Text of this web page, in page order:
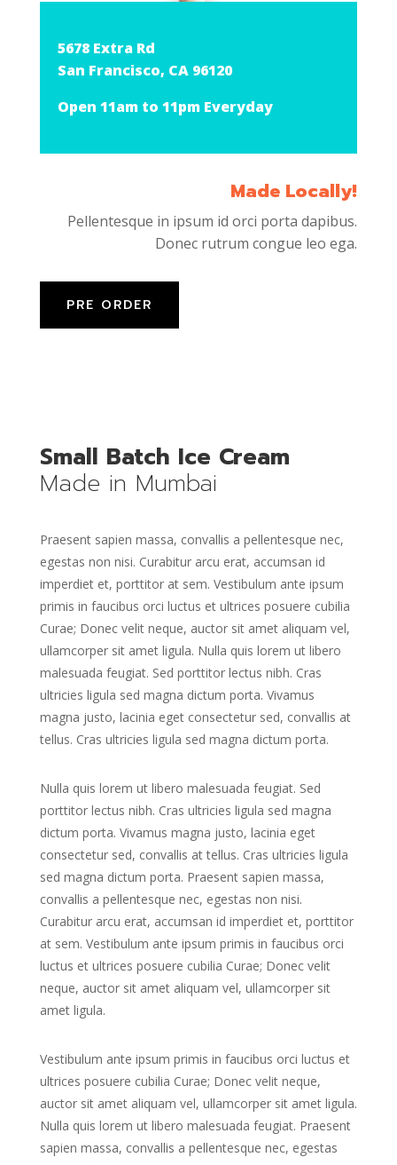
5678 Extra Rd
San Francisco, CA 96120
Open 11am to 11pm Everyday
Made Locally!
Pellentesque in ipsum id orci porta dapibus.
Donec rutrum congue leo ega.
PRE ORDER
Small Batch Ice Cream
Made in Mumbai
Praesent sapien massa, convallis a pellentesque nec,
egestas non nisi. Curabitur arcu erat, accumsan id
imperdiet et, porttitor at sem. Vestibulum ante ipsum
primis in faucibus orci luctus et ultrices posuere cubilia
Curae; Donec velit neque, auctor sit amet aliquam vel,
ullamcorper sit amet ligula. Nulla quis lorem ut libero
malesuada feugiat. Sed porttitor lectus nibh. Cras
ultricies ligula sed magna dictum porta. Vivamus
magna justo, lacinia eget consectetur sed, convallis at
tellus. Cras ultricies ligula sed magna dictum porta.
Nulla quis lorem ut libero malesuada feugiat. Sed
porttitor lectus nibh. Cras ultricies ligula sed magna
dictum porta. Vivamus magna justo, lacinia eget
consectetur sed, convallis at tellus. Cras ultricies ligula
sed magna dictum porta. Praesent sapien massa,
convallis a pellentesque nec, egestas non nisi.
Curabitur arcu erat, accumsan id imperdiet et, porttitor
at sem. Vestibulum ante ipsum primis in faucibus orci
luctus et ultrices posuere cubilia Curae; Donec velit
neque, auctor sit amet aliquam vel, ullamcorper sit
amet ligula.
Vestibulum ante ipsum primis in faucibus orci luctus et
ultrices posuere cubilia Curae; Donec velit neque,
auctor sit amet aliquam vel, ullamcorper sit amet ligula.
Nulla quis lorem ut libero malesuada feugiat. Praesent
sapien massa, convallis a pellentesque nec, egestas